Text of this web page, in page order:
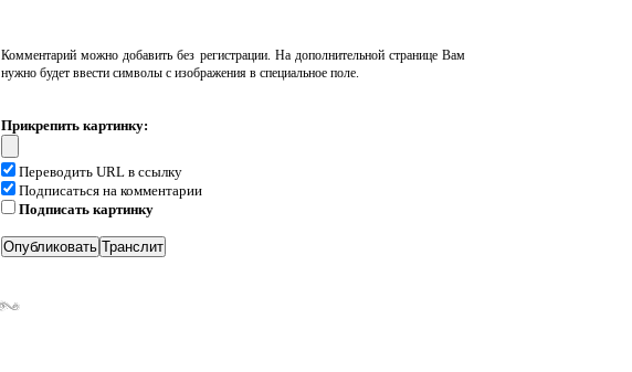
Комментарий можно добавить без регистрации. На дополнительной странице Вам
нужно будет ввести символы с изображения в специальное поле.
Прикрепить картинку:
Переводить URL в ссылку
Подписаться на комментарии
Подписать картинку